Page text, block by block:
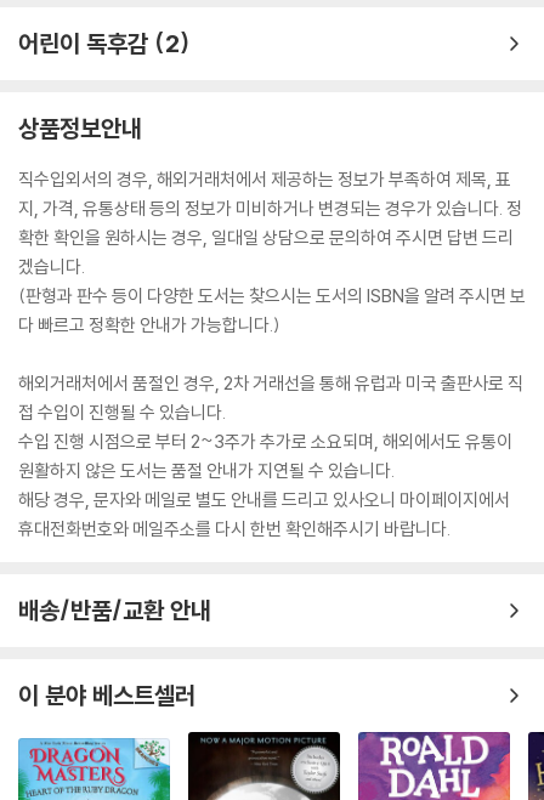
어린이 독후감 2
상품정보안내
직수입외서의 경우, 해외거래처에서 제공하는 정보가 부족하여 제목, 표
지, 가격, 유통상태 등의 정보가 미비하거나 변경되는 경우가 있습니다. 정
확한 확인을 원하시는 경우, 일대일 상담으로 문의하여 주시면 답변 드리
겠습니다.
(판형과 판수 등이 다양한 도서는 찾으시는 도서의 ISBN을 알려 주시면 보
다 빠르고 정확한 안내가 가능합니다.)
해외거래처에서 품절인 경우, 2차 거래선을 통해 유럽과 미국 출판사로 직
접 수입이 진행될 수 있습니다.
수입 진행 시점으로 부터 2~3주가 추가로 소요되며, 해외에서도 유통이
원활하지 않은 도서는 품절 안내가 지연될 수 있습니다.
해당 경우, 문자와 메일로 별도 안내를 드리고 있사오니 마이페이지에서
휴대전화번호와 메일주소를 다시 한번 확인해주시기 바랍니다.
배송/반품/교환 안내
이 분야 베스트셀러